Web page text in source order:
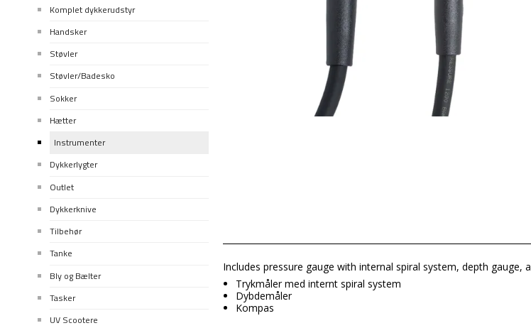
Komplet dykkerudstyr
Handsker
Støvler
Støvler/Badesko
Sokker
Hætter
Instrumenter
Dykkerlygter
Outlet
Dykkerknive
Tilbehør
Tanke
Bly og Bælter
Tasker
UV Scootere
Includes pressure gauge with internal spiral system, depth gauge,
Trykmåler med internt spiral system
Dybdemåler
Kompas